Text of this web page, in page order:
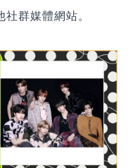
群媒體網站。